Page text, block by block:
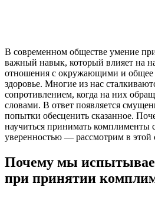
В современном обществе умение
важный навык, который влияет на
отношения с окружающими и общее
здоровье. Многие из нас
сопротивлением, когда на них
словами. В ответ появляется
попытки обесценить сказанное.
научиться принимать комплименты
уверенностью — рассмотрим в этой
Почему мы
при принятии